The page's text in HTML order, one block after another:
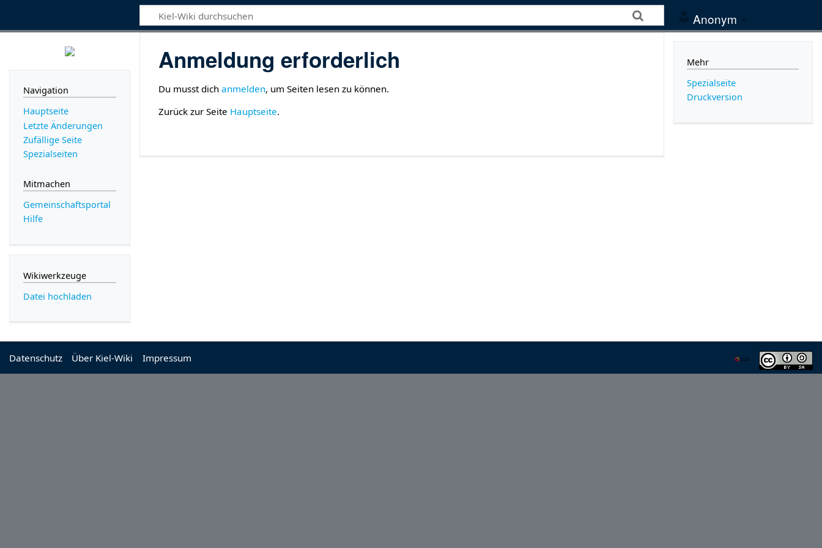
Anonym
Anmeldung erforderlich
Du musst dichanmelden, um Seiten lesen zu können.
Zurück zur Seite Hauptseite.
Navigation
Hauptseite
Letzte Änderungen
Zufällige Seite
Spezialseiten
Mitmachen
Gemeinschafts­portal
Hilfe
Wikiwerkzeuge
Datei hochladen
Mehr
Spezialseite
Druckversion
Datenschutz Über Kiel-Wiki Impressum